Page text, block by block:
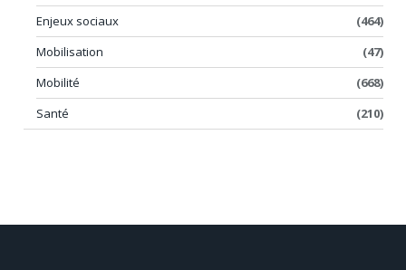
Enjeux sociaux
(464)
Mobilisation
(47)
Mobilité
(668)
Santé
(210)